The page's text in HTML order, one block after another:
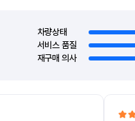
차량상태
서비스 품질
재구매 의사